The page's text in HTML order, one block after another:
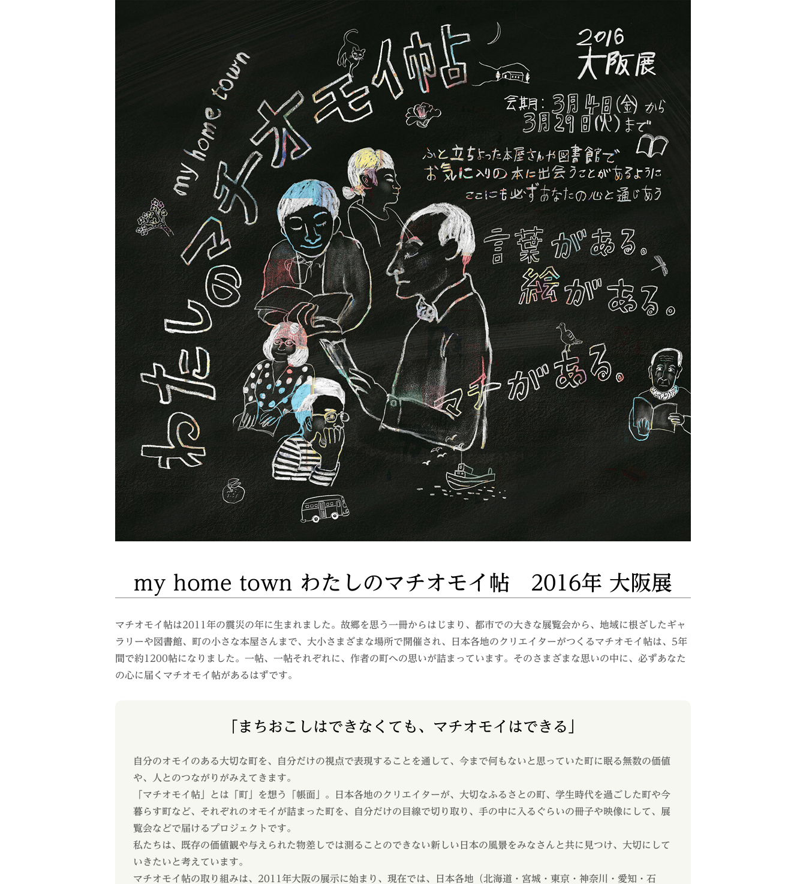
my home town わたしのマチオモイ帖 2016年 大阪展
マチオモイ帖は2011年の震災の年に生まれました。故郷を思う一冊からはじまり、都市での大きな展覧会から、地域に根ざしたギャ
ラリーや図書館、町の小さな本屋さんまで、大小さまざまな場所で開催され、日本各地のクリエイターがつくるマチオモイ帖は、5年
間で約1200帖になりました。一帖、一帖それぞれに、作者の町への思いが詰まっています。そのさまざまな思いの中に、必ずあなた
の心に届くマチオモイ帖があるはずです。
「まちおこしはできなくても、マチオモイはできる」
自分のオモイのある大切な町を、自分だけの視点で表現することを通して、今まで何もないと思っていた町に眠る無数の価値
や、人とのつながりがみえてきます。
「マチオモイ帖」とは「町」を想う「帳面」。日本各地のクリエイターが、大切なふるさとの町、学生時代を過ごした町や今
暮らす町など、それぞれのオモイが詰まった町を、自分だけの目線で切り取り、手の中に入るぐらいの冊子や映像にして、展
覧会などで届けるプロジェクトです。
私たちは、既存の価値観や与えられた物差しでは測ることのできない新しい日本の風景をみなさんと共に見つけ、大切にして
いきたいと考えています。
マチオモイ帖の取り組みは、2011年大阪の展示に始まり、現在では、日本各地（北海道・宮城・東京・神奈川・愛知・石